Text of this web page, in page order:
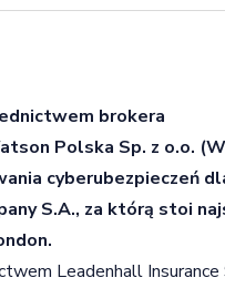
brokera
Polska Sp. z o.o.
cyberubezpieczeń
S.A., za którą stoi
Leadenhall Insurance